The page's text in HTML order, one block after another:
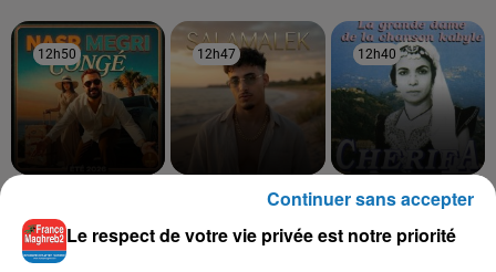
12h50
12h50 12h47
12h47
MOHA K
12h40
12h40
CHERIFA
Echah Arnouyas
Le respect de votre vie privée est notre priorité
Continuer sans accepter